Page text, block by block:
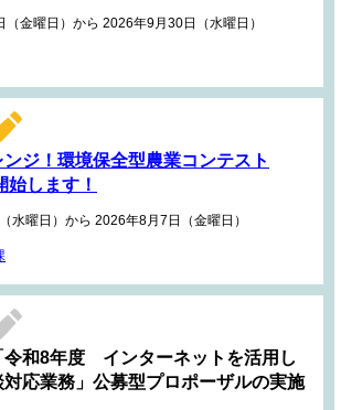
金曜日）から 2026年9月30日（水曜日）
ジ！環境保全型農業コンテスト
します！
水曜日）から 2026年8月7日（金曜日）
令和8年度 インターネットを活用し
応業務」公募型プロポーザルの実施